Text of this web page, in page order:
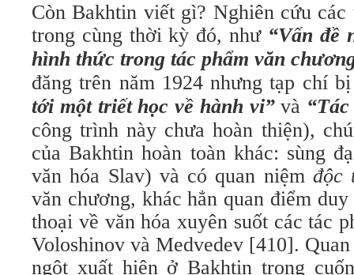
Còn Bakhtin viết gì? Nghiên cứu các
trong cùng thời kỳ đó, như “Vấn đề
hình thức trong tác phẩm văn
đăng trên năm 1924 nhưng tạp chí
tới một triết học về hành vi”và
công trình này chưa hoàn thiện),
của Bakhtin hoàn toàn khác: sùng
văn hóa Slav) và có quan niệm độc
văn chương, khác hẳn quan điểm
thoại về văn hóa xuyên suốt các tác
Voloshinov và Medvedev [410].
ngột xuất hiện ở Bakhtin trong